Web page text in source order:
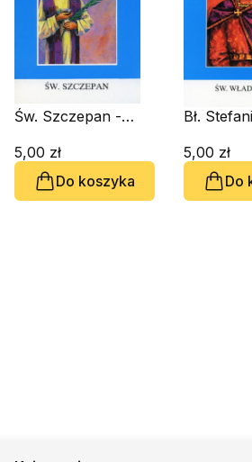
Św. Szczepan -
5,00 zł
Do koszyka
Bł.
5,00 zł
Do